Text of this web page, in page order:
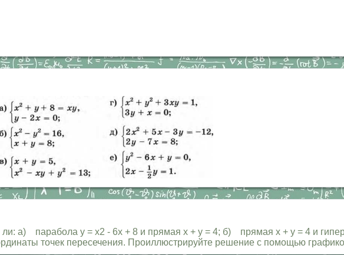
а) парабола у = х2 - 6х + 8 и прямая х + у = 4; б) прямая х + у = 4 и
точек пересечения. Проиллюстрируйте решение с помощью